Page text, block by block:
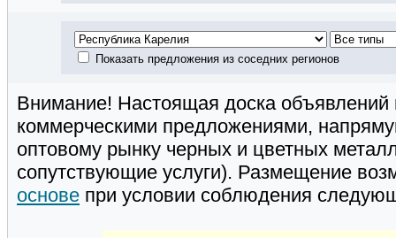
Показать предложения из соседних регионов
Внимание! Настоящая доска
коммерческими предложениями,
оптовому рынку черных и цветных
сопутствующие услуги). Размещение
основе при условии соблюдения